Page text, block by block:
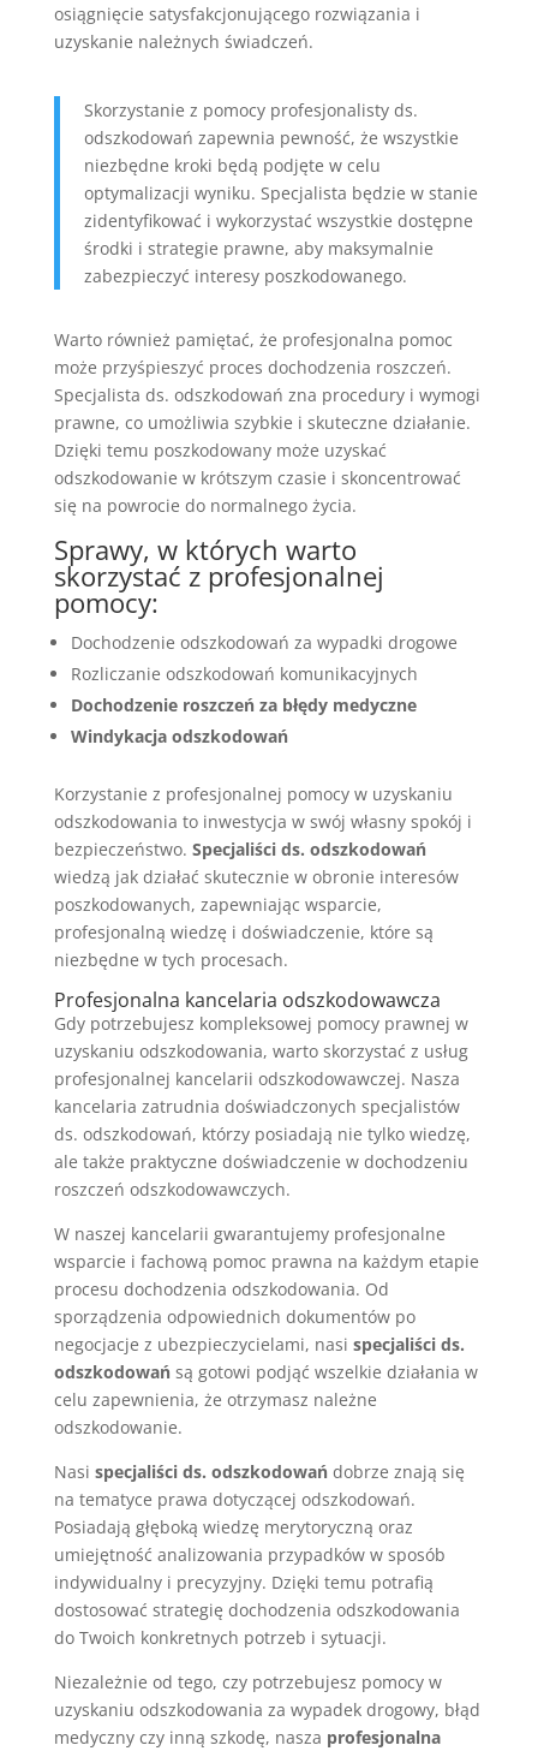
osiągnięcie satysfakcjonującego rozwiązania i
uzyskanie należnych świadczeń.
Skorzystanie z pomocy profesjonalisty ds.
odszkodowań zapewnia pewność, że wszystkie
niezbędne kroki będą podjęte w celu
optymalizacji wyniku. Specjalista będzie w stanie
zidentyfikować i wykorzystać wszystkie dostępne
środki i strategie prawne, aby maksymalnie
zabezpieczyć interesy poszkodowanego.
Warto również pamiętać, że profesjonalna pomoc
może przyśpieszyć proces dochodzenia roszczeń.
Specjalista ds. odszkodowań zna procedury i wymogi
prawne, co umożliwia szybkie i skuteczne działanie.
Dzięki temu poszkodowany może uzyskać
odszkodowanie w krótszym czasie i skoncentrować
się na powrocie do normalnego życia.
Sprawy, w których warto
skorzystać z profesjonalnej
pomocy:
Dochodzenie odszkodowań za wypadki drogowe
Rozliczanie odszkodowań komunikacyjnych
Dochodzenie roszczeń za błędy medyczne
Windykacja odszkodowań
Korzystanie z profesjonalnej pomocy w uzyskaniu
odszkodowania to inwestycja w swój własny spokój i
bezpieczeństwo. Specjaliści ds. odszkodowań
wiedzą jak działać skutecznie w obronie interesów
poszkodowanych, zapewniając wsparcie,
profesjonalną wiedzę i doświadczenie, które są
niezbędne w tych procesach.
Profesjonalna kancelaria odszkodowawcza
Gdy potrzebujesz kompleksowej pomocy prawnej w
uzyskaniu odszkodowania, warto skorzystać z usług
profesjonalnej kancelarii odszkodowawczej. Nasza
kancelaria zatrudnia doświadczonych specjalistów
ds. odszkodowań, którzy posiadają nie tylko wiedzę,
ale także praktyczne doświadczenie w dochodzeniu
roszczeń odszkodowawczych.
W naszej kancelarii gwarantujemy profesjonalne
wsparcie i fachową pomoc prawna na każdym etapie
procesu dochodzenia odszkodowania. Od
sporządzenia odpowiednich dokumentów po
negocjacje z ubezpieczycielami, nasi specjaliści ds.
odszkodowańsą gotowi podjąć wszelkie działania w
celu zapewnienia, że otrzymasz należne
odszkodowanie.
Nasi specjaliści ds. odszkodowańdobrze znają się
na tematyce prawa dotyczącej odszkodowań.
Posiadają głęboką wiedzę merytoryczną oraz
umiejętność analizowania przypadków w sposób
indywidualny i precyzyjny. Dzięki temu potrafią
dostosować strategię dochodzenia odszkodowania
do Twoich konkretnych potrzeb i sytuacji.
Niezależnie od tego, czy potrzebujesz pomocy w
uzyskaniu odszkodowania za wypadek drogowy, błąd
medyczny czy inną szkodę, nasza profesjonalna